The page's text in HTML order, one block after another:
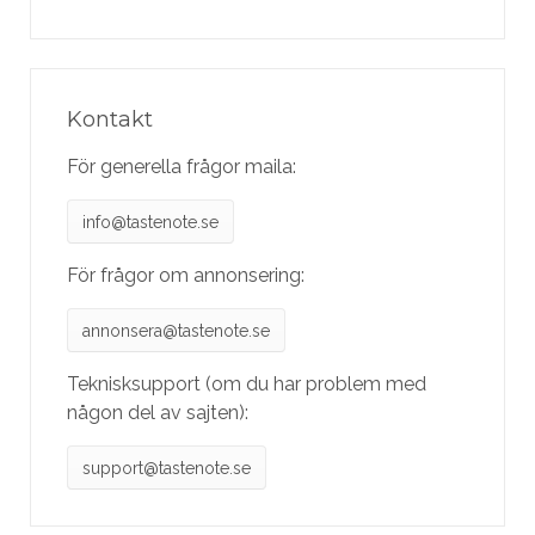
Kontakt
För generella frågor maila:
info@tastenote.se
För frågor om annonsering:
annonsera@tastenote.se
Teknisksupport (om du har problem med
någon del av sajten):
support@tastenote.se